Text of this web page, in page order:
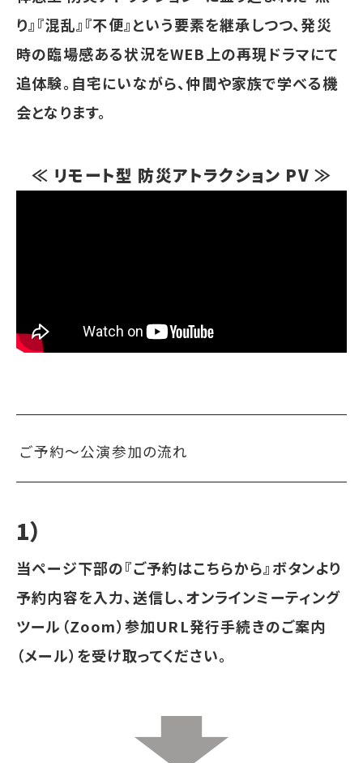
り』『混乱』『不便』という要素を継承しつつ、発災
時の臨場感ある状況をWEB上の再現ドラマにて
追体験。自宅にいながら、仲間や家族で学べる機
会となります。
≪ リモート型 防災アトラクション PV ≫
ご予約〜公演参加の流れ
1）
当ページ下部の『ご予約はこちらから』ボタンより
予約内容を入力、送信し、オンラインミーティング
ツール（Zoom）参加URL発行手続きのご案内
（メール）を受け取ってください。